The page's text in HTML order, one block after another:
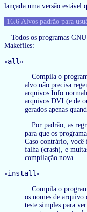
lançada uma versão estável
16.6 Alvos padrão para
Todos os programas
Makefiles:
«all»
Compila o
alvo não precisa
arquivos Info
arquivos DVI (e de
gerados apenas
Por padrão, as
para que os
Caso contrário, você
falha (crash), e
compilação nova.
«install»
Compila o
os nomes de
teste simples para